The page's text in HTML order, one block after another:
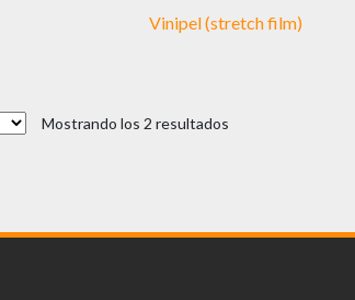
Vinipel (stretch film)
Mostrando los 2 resultados